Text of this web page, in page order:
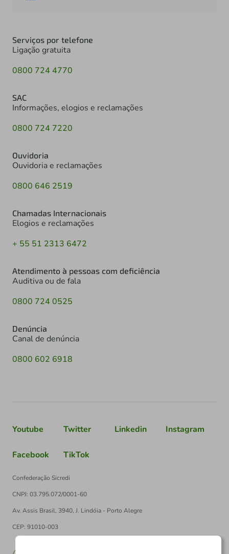
Serviços por telefone
Ligação gratuita
0800 724 4770
SAC
Informações, elogios e reclamações
0800 724 7220
Ouvidoria
Ouvidoria e reclamações
0800 646 2519
Chamadas Internacionais
Elogios e reclamações
+ 55 51 2313 6472
Atendimento à pessoas com deficiência
Auditiva ou de fala
0800 724 0525
Denúncia
Canal de denúncia
0800 602 6918
Youtube Twitter Linkedin Instagram
Facebook TikTok
Confederação Sicredi
CNPJ: 03.795.072/0001-60
Av. Assis Brasil, 3940, J. Lindóia - Porto Alegre
CEP: 91010-003